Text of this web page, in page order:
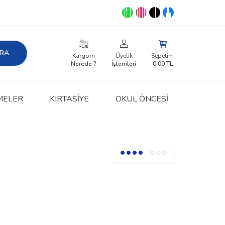
Kargom
Nerede ?
Üyelik
İşlemleri
Sepetim
0,00TL
KIRTASIYE OKUL ÖNCESİ